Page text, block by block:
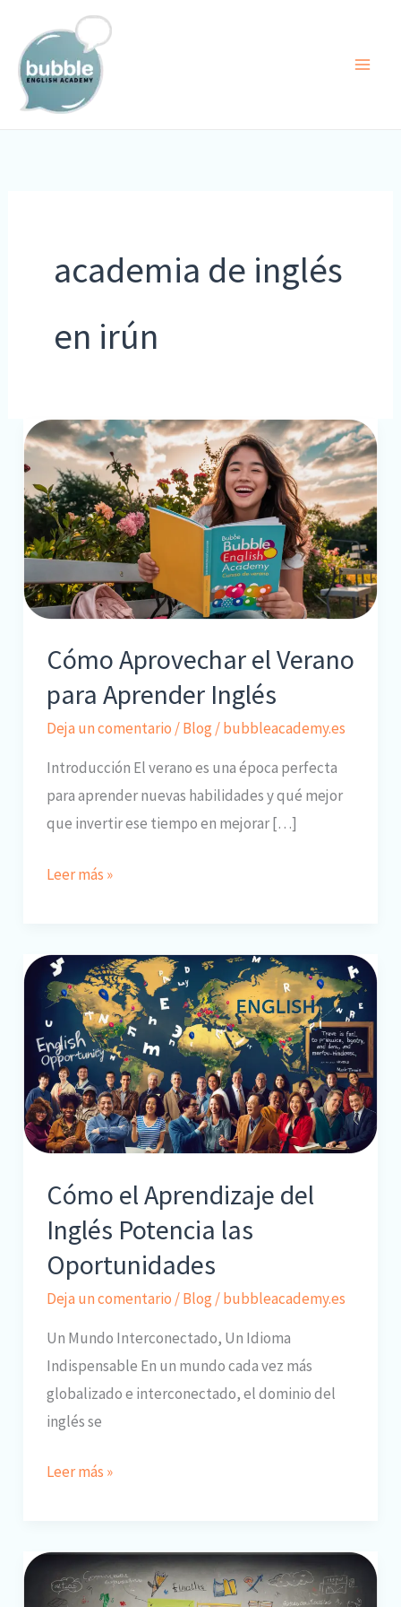
contenido
academia de inglés
en irún
Cómo Aprovechar el Verano
para Aprender Inglés
Deja un comentario /Blog /bubbleacademy.es
Introducción El verano es una época perfecta
para aprender nuevas habilidades y qué mejor
que invertir ese tiempo en mejorar […]
Cómo
Verano
para
Aprender
Inglés
Leer más »
Cómo el Aprendizaje del
Inglés Potencia las
Oportunidades
Deja un comentario /Blog /bubbleacademy.es
Un Mundo Interconectado, Un Idioma
Indispensable En un mundo cada vez más
globalizado e interconectado, el dominio del
inglés se
Cómo
del
Inglés
Leer más »